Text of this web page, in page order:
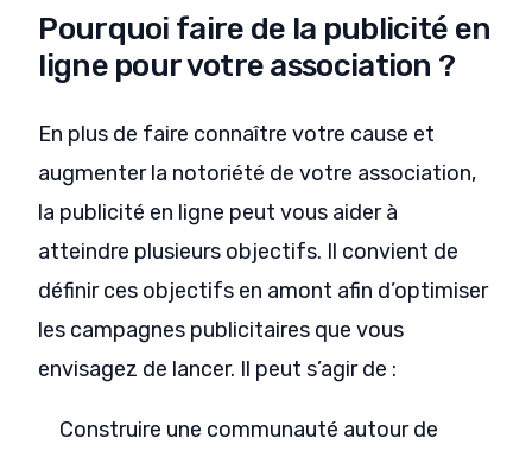
Pourquoi faire de la publicité en
ligne pour votre association ?
En plus de faire connaître votre cause et
augmenter la notoriété de votre association,
la publicité en ligne peut vous aider à
atteindre plusieurs objectifs. Il convient de
définir ces objectifs en amont afin d’optimiser
les campagnes publicitaires que vous
envisagez de lancer. Il peut s’agir de :
Construire une communauté autour de